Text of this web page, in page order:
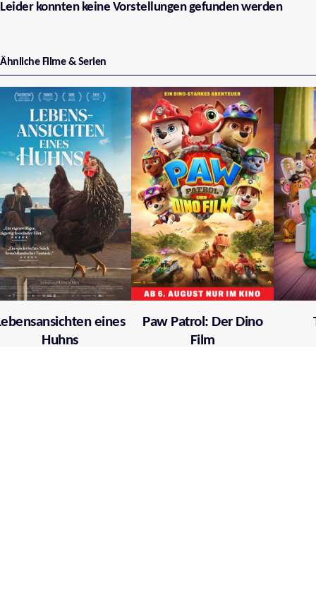
Leider konnten keine Vorstellungen gefunden werden
Ähnliche Filme & Serien
eines
Huhns
Paw Patrol: Der Dino
Film